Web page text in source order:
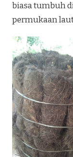
RESAPAN
TEGAL
biasa tumbuh
permukaan